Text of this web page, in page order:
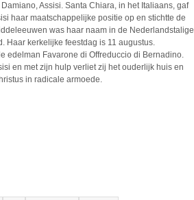
Assisi. Santa Chiara, in het Italiaans, gaf
haar maatschappelijke positie op en stichtte de
was haar naam in de Nederlandstalige
Haar kerkelijke feestdag is 11 augustus.
edelman Favarone di Offreduccio di Bernadino.
en met zijn hulp verliet zij het ouderlijk huis en
in radicale armoede.